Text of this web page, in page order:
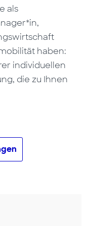
als
haben:
individuellen
die zu Ihnen